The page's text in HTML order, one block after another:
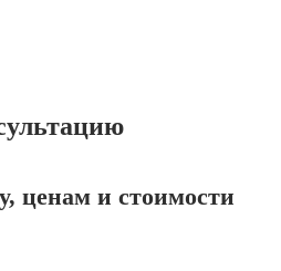
ценам и стоимости